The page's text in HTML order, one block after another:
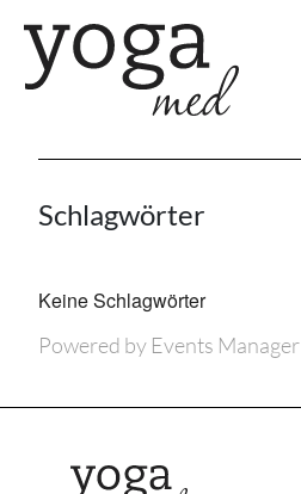
Skip to content
Schlagwörter
Keine Schlagwörter
Powered by Events Manager